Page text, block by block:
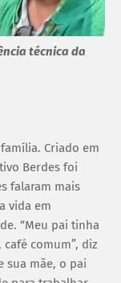
técnica da
Criado em
Berdes foi
falaram mais
vida em
“Meu pai tinha
comum”, diz
sua mãe, o pai